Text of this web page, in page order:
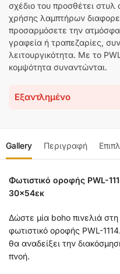
σχέδιο του προσθέτει
χρήσης λαμπτήρων
προσαρμόσετε την
γραφεία ή τραπεζαρίες,
λειτουργικότητα. Με το
κομψότητα συναντώνται.
Εξαντλημένο
Gallery Περιγραφή
Φωτιστικό οροφής PWL-
30×54εκ
Δώστε μία boho πινελιά
φωτιστικό οροφής PWL-
θα αναδείξει την
πνοή.